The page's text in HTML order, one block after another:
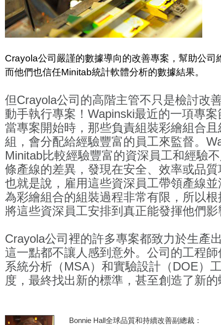
Crayola公司嚴謹的數據導向的改善專案，幫助公司
而他們也信任Minitab統計軟體分析的數據結果。
但Crayola公司的高階主管不只是檢討改
動手執行專案！Wapinski最近的一項專
當專案開始時，那些負責組裝彩繪組合
組，會分配給經驗豐富的員工來監督。
Minitab比較經驗豐富的資深員工和經驗
條產線的差異，發現在安全、效率或品
也就是說，雇用這些資深員工帶領產線
為彩繪組合的組裝過程非常有限，所以
將這些資深員工安排到真正能發揮他們
Crayola公司裡的許多專案都致力於生產
這一點都不讓人感到意外。公司的工程
系統分析（MSA）和實驗設計（DOE）
度，最終找出新的標準，甚至創造了新
Bonnie Hall全球品質和持續改善副總裁：